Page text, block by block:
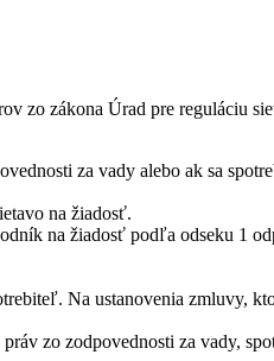
zo zákona Úrad pre reguláciu
za vady alebo ak sa
na žiadosť.
na žiadosť podľa odseku 1
Na ustanovenia zmluvy,
zo zodpovednosti za vady,